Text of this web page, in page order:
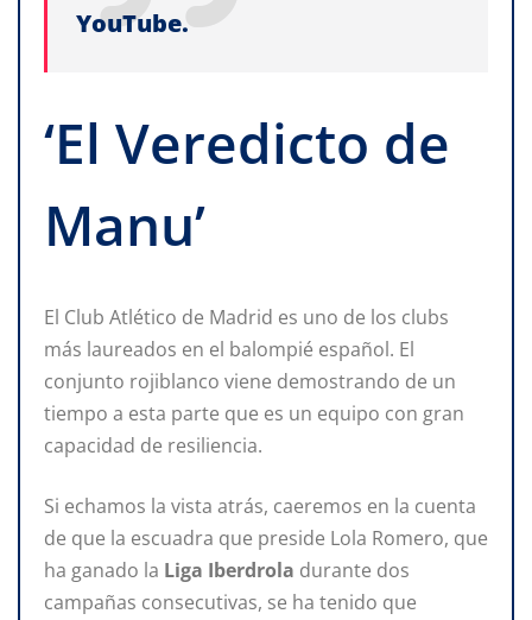
YouTube.
‘El Veredicto de
Manu’
El Club Atlético de Madrid es uno de los clubs
más laureados en el balompié español. El
conjunto rojiblanco viene demostrando de un
tiempo a esta parte que es un equipo con gran
capacidad de resiliencia.
Si echamos la vista atrás, caeremos en la cuenta
de que la escuadra que preside Lola Romero, que
ha ganado la Liga Iberdrola durante dos
campañas consecutivas, se ha tenido que